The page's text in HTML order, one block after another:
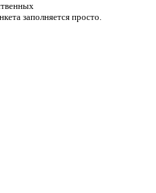
заполняется просто.